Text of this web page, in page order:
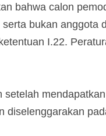
bahwa calon
bukan anggota
I.22.
diselenggarakan